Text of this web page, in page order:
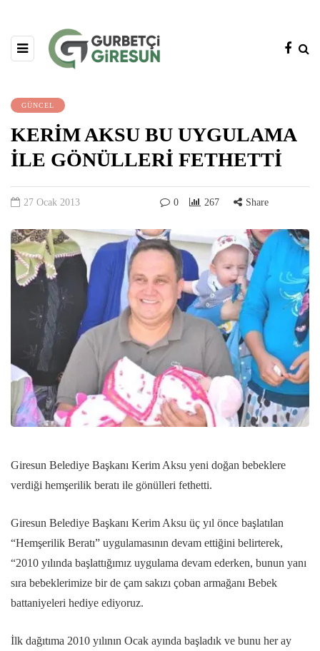
GÜNCEL
KERİM AKSU BU UYGULAMA
İLE GÖNÜLLERİ FETHETTİ
27 Ocak 2013 0 267 Share
Giresun Belediye Başkanı Kerim Aksu yeni doğan bebeklere
verdiği hemşerilik beratı ile gönülleri fethetti.
Giresun Belediye Başkanı Kerim Aksu üç yıl önce başlatılan
“Hemşerilik Beratı” uygulamasının devam ettiğini belirterek,
“2010 yılında başlattığımız uygulama devam ederken, bunun yanı
sıra bebeklerimize bir de çam sakızı çoban armağanı Bebek
battaniyeleri hediye ediyoruz.
İlk dağıtıma 2010 yılının Ocak ayında başladık ve bunu her ay